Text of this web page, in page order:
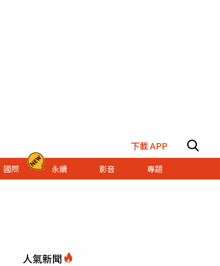
下載 APP
國際 永續 影音 專題
人氣新聞